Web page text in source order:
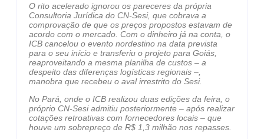
O rito acelerado ignorou os pareceres da própria
Consultoria Jurídica do CN-Sesi, que cobrava a
comprovação de que os preços propostos estavam de
acordo com o mercado. Com o dinheiro já na conta, o
ICB cancelou o evento nordestino na data prevista
para o seu início e transferiu o projeto para Goiás,
reaproveitando a mesma planilha de custos – a
despeito das diferenças logísticas regionais –,
manobra que recebeu o aval irrestrito do Sesi.
No Pará, onde o ICB realizou duas edições da feira, o
próprio CN-Sesi admitiu posteriormente – após realizar
cotações retroativas com fornecedores locais – que
houve um sobrepreço de R$ 1,3 milhão nos repasses.